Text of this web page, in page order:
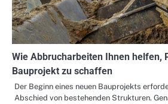
Wie Abbrucharbeiten Ihnen helfen,
Bauprojekt zu schaffen
Der Beginn eines neuen Bauprojekts
Abschied von bestehenden Strukturen.